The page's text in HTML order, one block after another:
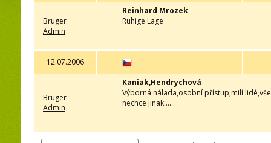
Bruger
Admin
Reinhard Mrozek
Ruhige Lage
12.07.2006
Bruger
Admin
Kaniak,Hendrychová
Výborná nálada,osobní přístup,milí
nechce jinak.....